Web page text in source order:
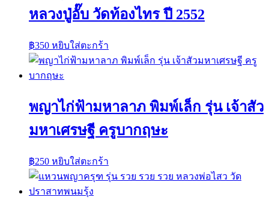
หลวงปู่อั๊บ วัดท้องไทร ปี 2552
฿350 หยิบใส่ตะกร้า
พญาไก่ฟ้ามหาลาภ พิมพ์เล็ก รุ่น เจ้าสัว
มหาเศรษฐี ครูบากฤษะ
฿250 หยิบใส่ตะกร้า